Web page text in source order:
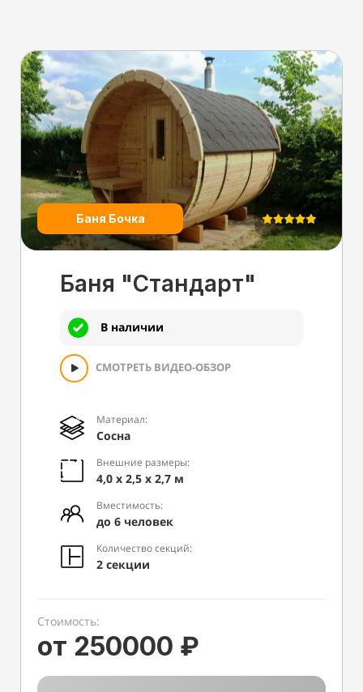
Баня Бочка
Баня "Стандарт"
В наличии
СМОТРЕТЬ ВИДЕО-ОБЗОР
Материал:
Сосна
Внешние размеры:
4,0 х 2,5 х 2,7 м
Вместимость:
до 6 человек
Количество секций:
2 секции
Стоимость:
от 250000 ₽